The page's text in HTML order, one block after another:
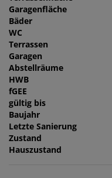
Garagenfläche
Bäder
WC
Terrassen
Garagen
Abstellräume
HWB
fGEE
gültig bis
Baujahr
Letzte Sanierung
Zustand
Hauszustand